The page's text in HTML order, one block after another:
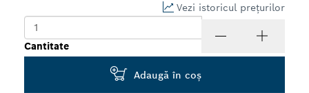
Vezi istoricul prețurilor
Cantitate
Adaugă în coş